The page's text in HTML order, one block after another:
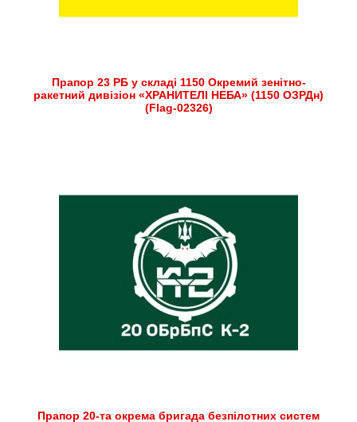
Прапор 23 РБ у складі 1150 Окремий зенітно-
ракетний дивізіон «ХРАНИТЕЛІ НЕБА» (1150 ОЗРДн)
(Flag-02326)
Прапор 20-та окрема бригада безпілотних систем